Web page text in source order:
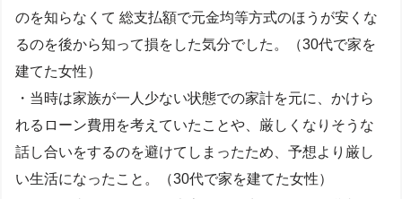
のを知らなくて 総支払額で元金均等方式のほうが安くな
るのを後から知って損をした気分でした。（30代で家を
建てた女性）
・当時は家族が一人少ない状態での家計を元に、かけら
れるローン費用を考えていたことや、厳しくなりそうな
話し合いをするのを避けてしまったため、予想より厳し
い生活になったこと。（30代で家を建てた女性）